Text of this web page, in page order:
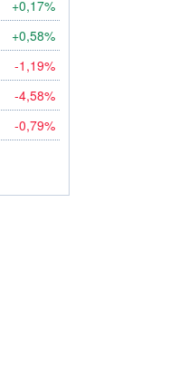
+0,17%
+0,58%
-1,19%
-4,58%
-0,79%